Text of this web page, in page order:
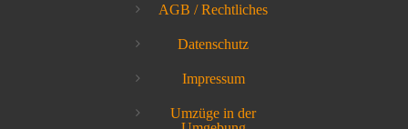
AGB / Rechtliches
Datenschutz
Impressum
Umzüge in der